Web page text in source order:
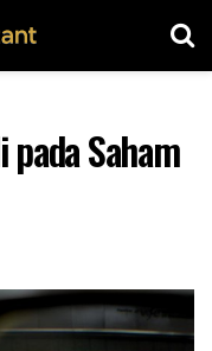
pada Saham